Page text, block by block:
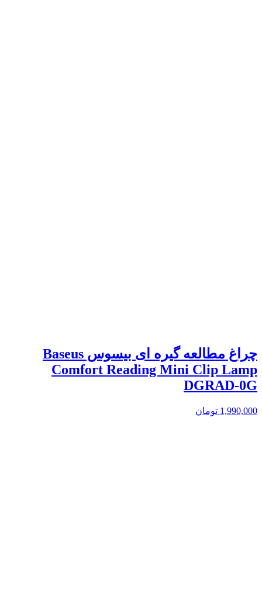
چراغ مطالعه گیره ای بیسوس Baseus
Comfort Reading Mini Clip Lamp
DGRAD-0G
1,990,000 تومان